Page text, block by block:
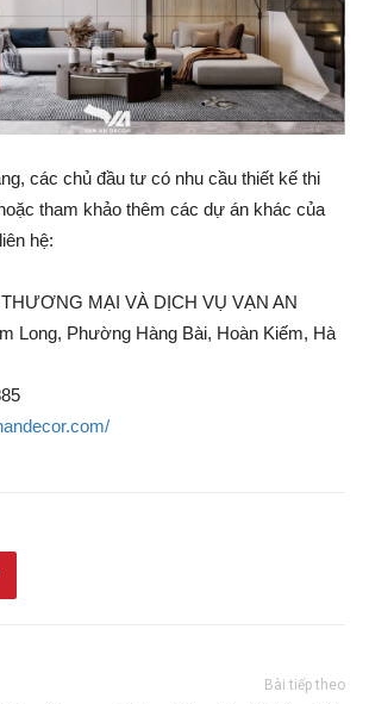
các chủ đầu tư có nhu cầu thiết kế thi
tham khảo thêm các dự án khác của
hệ:
MẠI VÀ DỊCH VỤ VẠN AN
Long, Phường Hàng Bài, Hoàn Kiếm, Hà
Bài tiếp theo